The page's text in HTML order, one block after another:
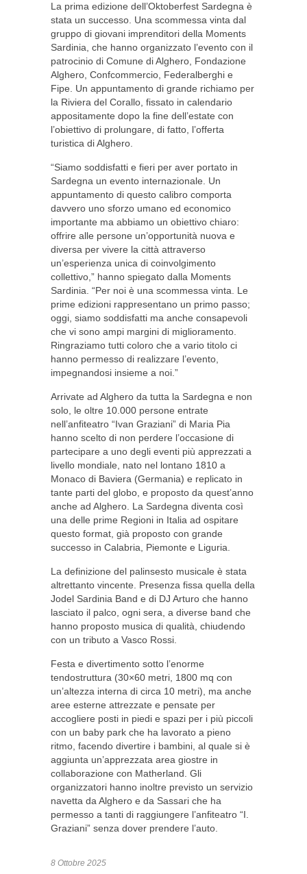
La prima edizione dell’Oktoberfest Sardegna è
stata un successo. Una scommessa vinta dal
gruppo di giovani imprenditori della Moments
Sardinia, che hanno organizzato l’evento con il
patrocinio di Comune di Alghero, Fondazione
Alghero, Confcommercio, Federalberghi e
Fipe. Un appuntamento di grande richiamo per
la Riviera del Corallo, fissato in calendario
appositamente dopo la fine dell’estate con
l’obiettivo di prolungare, di fatto, l’offerta
turistica di Alghero.
“Siamo soddisfatti e fieri per aver portato in
Sardegna un evento internazionale. Un
appuntamento di questo calibro comporta
davvero uno sforzo umano ed economico
importante ma abbiamo un obiettivo chiaro:
offrire alle persone un’opportunità nuova e
diversa per vivere la città attraverso
un’esperienza unica di coinvolgimento
collettivo,” hanno spiegato dalla Moments
Sardinia. “Per noi è una scommessa vinta. Le
prime edizioni rappresentano un primo passo;
oggi, siamo soddisfatti ma anche consapevoli
che vi sono ampi margini di miglioramento.
Ringraziamo tutti coloro che a vario titolo ci
hanno permesso di realizzare l’evento,
impegnandosi insieme a noi.”
Arrivate ad Alghero da tutta la Sardegna e non
solo, le oltre 10.000 persone entrate
nell’anfiteatro “Ivan Graziani” di Maria Pia
hanno scelto di non perdere l’occasione di
partecipare a uno degli eventi più apprezzati a
livello mondiale, nato nel lontano 1810 a
Monaco di Baviera (Germania) e replicato in
tante parti del globo, e proposto da quest’anno
anche ad Alghero. La Sardegna diventa così
una delle prime Regioni in Italia ad ospitare
questo format, già proposto con grande
successo in Calabria, Piemonte e Liguria.
La definizione del palinsesto musicale è stata
altrettanto vincente. Presenza fissa quella della
Jodel Sardinia Band e di DJ Arturo che hanno
lasciato il palco, ogni sera, a diverse band che
hanno proposto musica di qualità, chiudendo
con un tributo a Vasco Rossi.
Festa e divertimento sotto l’enorme
tendostruttura (30×60 metri, 1800 mq con
un’altezza interna di circa 10 metri), ma anche
aree esterne attrezzate e pensate per
accogliere posti in piedi e spazi per i più piccoli
con un baby park che ha lavorato a pieno
ritmo, facendo divertire i bambini, al quale si è
aggiunta un’apprezzata area giostre in
collaborazione con Matherland. Gli
organizzatori hanno inoltre previsto un servizio
navetta da Alghero e da Sassari che ha
permesso a tanti di raggiungere l’anfiteatro “I.
Graziani” senza dover prendere l’auto.
8 Ottobre 2025